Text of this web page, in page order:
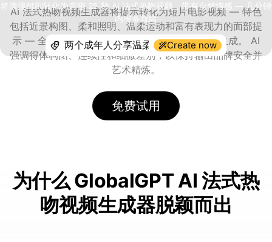
将浪漫时刻转化为亲密 25 秒 AI 法式热吻视频，带有自然情感 — 几分钟
内准备就绪
Create now
AI 法式热吻视频生成器将提示转化为短片电影视频 — 特色
包括近景构图、柔和照明、温柔运动和富有表现力的面部提
示 — 全部使用 Sora 2 Pro、Veo 3.1、Luma 等生成。 AI
强调得体构图、连续性和细微差别，以保持输出品牌安全并
艺术精炼。
免费试用
为什么 GlobalGPT AI 法式热
吻视频生成器脱颖而出